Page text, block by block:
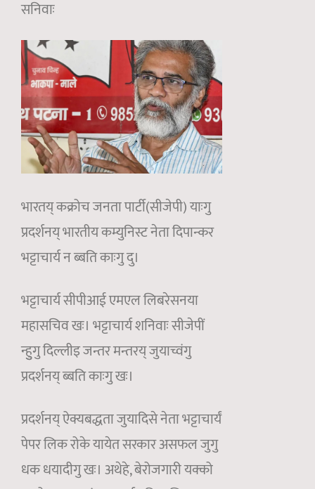
सनिवाः
भारतय् कक्रोच जनता पार्टी(सीजेपी) याःगु
प्रदर्शनय् भारतीय कम्युनिस्ट नेता दिपान्कर
भट्टाचार्य न ब्बति काःगु दु।
भट्टाचार्य सीपीआई एमएल लिबरेसनया
महासचिव खः। भट्टाचार्य शनिवाः सीजेपीं
न्हुुगु दिल्लीइ जन्तर मन्तरय् जुयाच्वंगु
प्रदर्शनय् ब्बति काःगु खः।
प्रदर्शनय् ऐक्यबद्धता जुयादिसे नेता भट्टाचार्यं
पेपर लिक रोके यायेत सरकार असफल जुगु
धक धयादीगु खः। अथेहे, बेरोजगारी यक्को